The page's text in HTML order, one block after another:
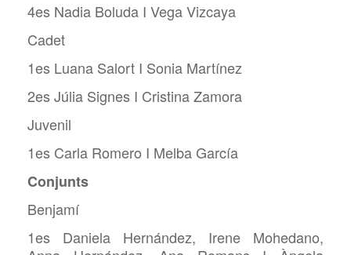
4es Nadia Boluda I Vega Vizcaya
Cadet
1es Luana Salort I Sonia Martínez
2es Júlia Signes I Cristina Zamora
Juvenil
1es Carla Romero I Melba García
Conjunts
Benjamí
1es Daniela Hernández, Irene Mohedano,